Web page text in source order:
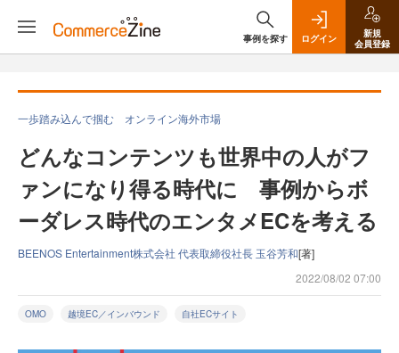
事例を探す ログイン
新規
会員登録
一歩踏み込んで掴む オンライン海外市場
どんなコンテンツも世界中の人がフ
ァンになり得る時代に 事例からボ
ーダレス時代のエンタメECを考える
BEENOS Entertainment株式会社 代表取締役社長 玉谷芳和[著]
2022/08/02 07:00
OMO 越境EC／インバウンド 自社ECサイト